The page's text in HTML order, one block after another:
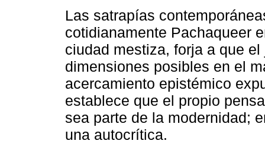
Las satrapías
cotidianamente Pachaqueer
ciudad mestiza, forja a que
dimensiones posibles en el
acercamiento epistémico
establece que el propio
sea parte de la modernidad;
una autocrítica.